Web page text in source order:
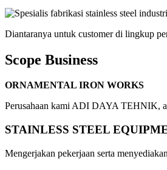
Diantaranya untuk customer di lingkup
Scope Business
ORNAMENTAL IRON WORKS
Perusahaan kami ADI DAYA TEHNIK,
STAINLESS STEEL
Mengerjakan pekerjaan serta